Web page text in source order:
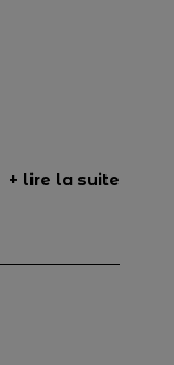
+ lire la suite